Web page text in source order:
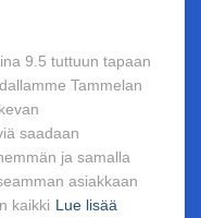
9.5 tuttuun tapaan
Tammelan
saadaan
ja samalla
asiakkaan
kaikki Lue lisää